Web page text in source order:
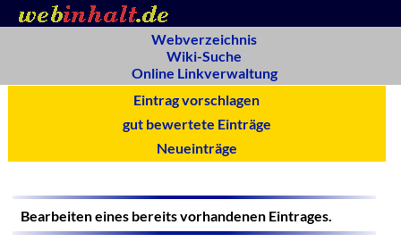
Webverzeichnis
Wiki-Suche
Online Linkverwaltung
Eintrag vorschlagen
gut bewertete Einträge
Neueinträge
Bearbeiten eines bereits vorhandenen Eintrages.